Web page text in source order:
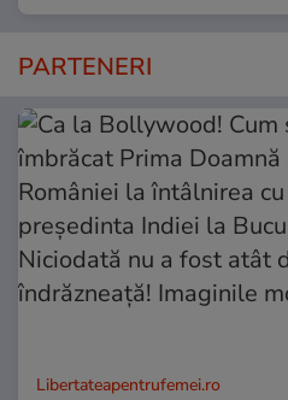
PARTENERI
Libertateapentrufemei.ro